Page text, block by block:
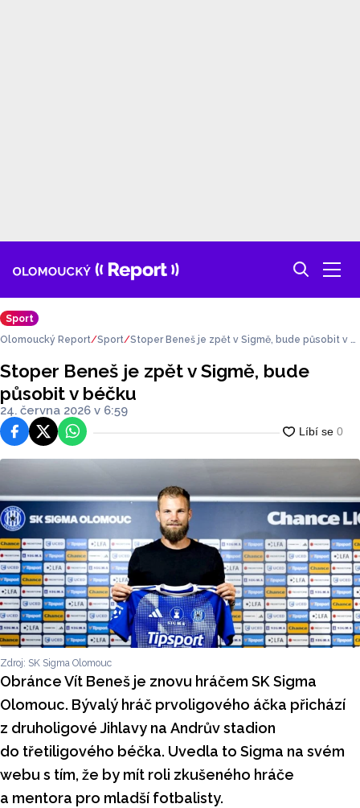
Sport
Olomoucký Report Sport Stoper Beneš je zpět v Sigmě, bude působit v b
Stoper Beneš je zpět v Sigmě, bude
působit v béčku
24. června 2026 v 6:59
FacebookPlatforma X
WhatsApp
Zdroj: SK Sigma Olomouc
Obránce Vít Beneš je znovu hráčem SK Sigma
Olomouc. Bývalý hráč prvoligového áčka přichází
z druholigové Jihlavy na Andrův stadion
do třetiligového béčka. Uvedla to Sigma na svém
webu s tím, že by mít roli zkušeného hráče
a mentora pro mladší fotbalisty.